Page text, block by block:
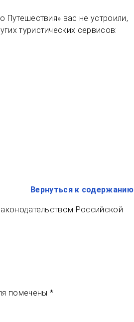
Путешествия» вас не устроили,
туристических сервисов:
Вернуться к содержанию
Российской
помечены *